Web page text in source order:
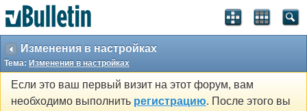
Изменения в настройках
Тема: Изменения в настройках
Если это ваш первый визит на этот форум, вам
необходимо выполнить регистрацию. После этого вы